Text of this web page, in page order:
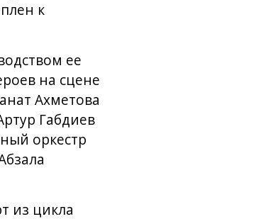
к
ее
на сцене
Ахметова
Габдиев
оркестр
из цикла